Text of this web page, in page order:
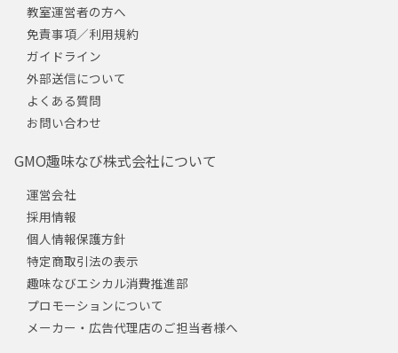
教室運営者の方へ
免責事項／利用規約
ガイドライン
外部送信について
よくある質問
お問い合わせ
GMO趣味なび株式会社について
運営会社
採用情報
個人情報保護方針
特定商取引法の表示
趣味なびエシカル消費推進部
プロモーションについて
メーカー・広告代理店のご担当者様へ